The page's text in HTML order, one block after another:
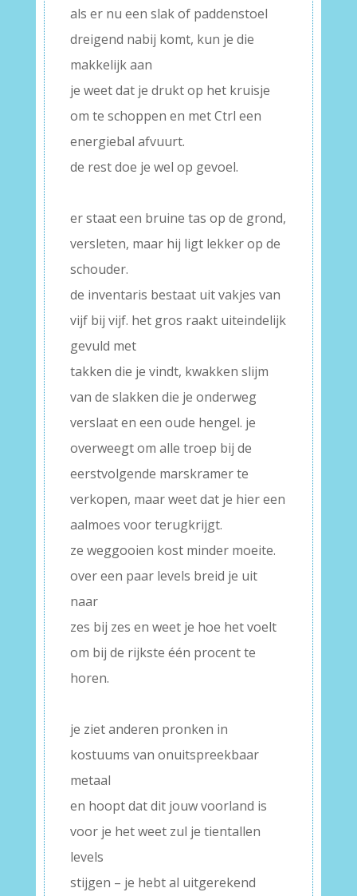
als er nu een slak of paddenstoel
dreigend nabij komt, kun je die
makkelijk aan
je weet dat je drukt op het kruisje
om te schoppen en met Ctrl een
energiebal afvuurt.
de rest doe je wel op gevoel.
er staat een bruine tas op de grond,
versleten, maar hij ligt lekker op de
schouder.
de inventaris bestaat uit vakjes van
vijf bij vijf. het gros raakt uiteindelijk
gevuld met
takken die je vindt, kwakken slijm
van de slakken die je onderweg
verslaat en een oude hengel. je
overweegt om alle troep bij de
eerstvolgende marskramer te
verkopen, maar weet dat je hier een
aalmoes voor terugkrijgt.
ze weggooien kost minder moeite.
over een paar levels breid je uit
naar
zes bij zes en weet je hoe het voelt
om bij de rijkste één procent te
horen.
je ziet anderen pronken in
kostuums van onuitspreekbaar
metaal
en hoopt dat dit jouw voorland is
voor je het weet zul je tientallen
levels
stijgen – je hebt al uitgerekend